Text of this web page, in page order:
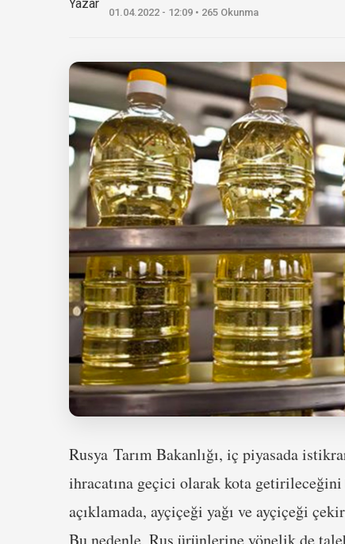
01.04.2022 - 12:09 • 265 Okunma
Rusya Tarım Bakanlığı, iç piyasada
ihracatına geçici olarak kota getirileceğini
açıklamada, ayçiçeği yağı ve ayçiçeği
Bu nedenle, Rus ürünlerine yönelik de